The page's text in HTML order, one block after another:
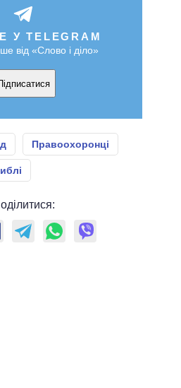
У TELEGRAM
від «Слово і діло»
Правоохоронці